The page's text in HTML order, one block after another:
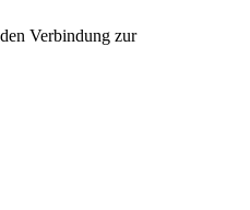
Verbindung zur